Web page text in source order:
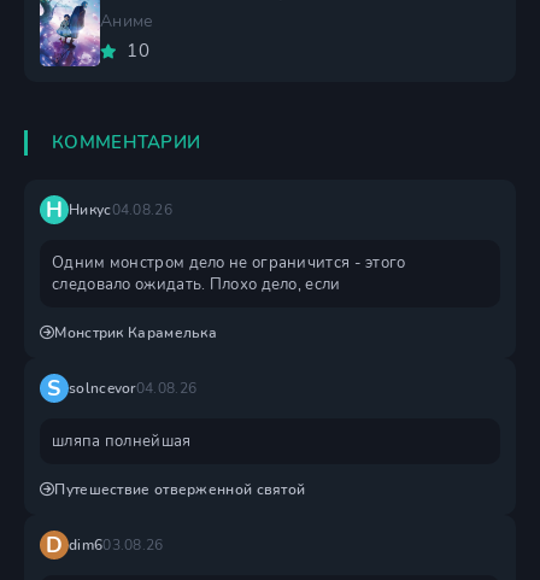
Аниме
10
КОММЕНТАРИИ
Н Никус04.08.26
Одним монстром дело не ограничится - этого
следовало ожидать. Плохо дело, если
Монстрик Карамелька
S solncevor04.08.26
шляпа полнейшая
Путешествие отверженной святой
D dim603.08.26